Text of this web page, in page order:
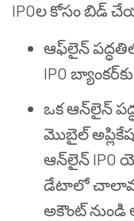
IPOల కోసం బిడ్
ఆఫ్‌లైన్
IPO
ఒక ఆన్‌లైన్
మొబైల్
ఆన్‌లైన్ IPO
డేటాలో
అకౌంట్